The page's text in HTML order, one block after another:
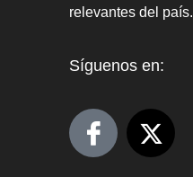
relevantes del país.
Síguenos en: